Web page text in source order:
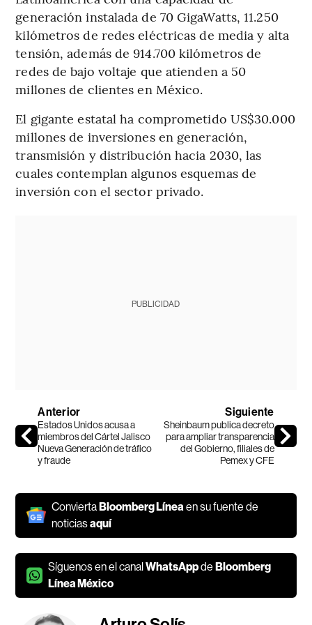
generación instalada de 70 GigaWatts, 11.250
kilómetros de redes eléctricas de media y alta
tensión, además de 914.700 kilómetros de
redes de bajo voltaje que atienden a 50
millones de clientes en México.
El gigante estatal ha comprometido US$30.000
millones de inversiones en generación,
transmisión y distribución hacia 2030, las
cuales contemplan algunos esquemas de
inversión con el sector privado.
PUBLICIDAD
Anterior
Estados Unidos acusa a
miembros del Cártel Jalisco
Nueva Generación de tráfico
y fraude
Siguiente
Sheinbaum publica decreto
para ampliar transparencia
del Gobierno, filiales de
Pemex y CFE
ConviertaBloomberg Línea en su fuente de
noticiasaquí
Síguenos en el canalWhatsAppdeBloomberg
Línea México